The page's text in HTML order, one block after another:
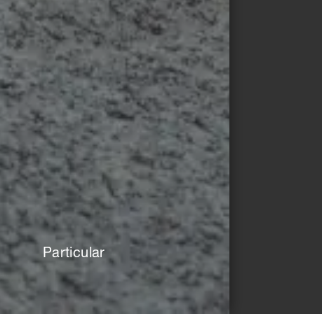
Particular
© Miguel de Guzmán
Desde el punto de vista
urbanístico, la fachada
cerámica se integra en el
entorno como si estuviera
pintada.